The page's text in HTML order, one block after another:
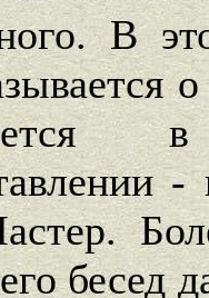
В
в
бесед